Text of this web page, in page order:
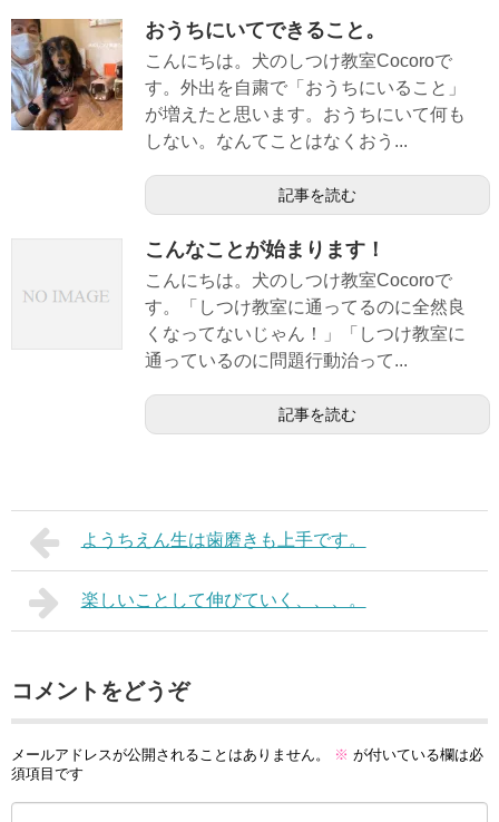
おうちにいてできること。
こんにちは。犬のしつけ教室Cocoroで
す。外出を自粛で「おうちにいること」
が増えたと思います。おうちにいて何も
しない。なんてことはなくおう...
記事を読む
こんなことが始まります！
こんにちは。犬のしつけ教室Cocoroで
す。「しつけ教室に通ってるのに全然良
くなってないじゃん！」「しつけ教室に
通っているのに問題行動治って...
記事を読む
ようちえん生は歯磨きも上手です。
楽しいことして伸びていく、、、。
コメントをどうぞ
メールアドレスが公開されることはありません。 ※ が付いている欄は必
須項目です